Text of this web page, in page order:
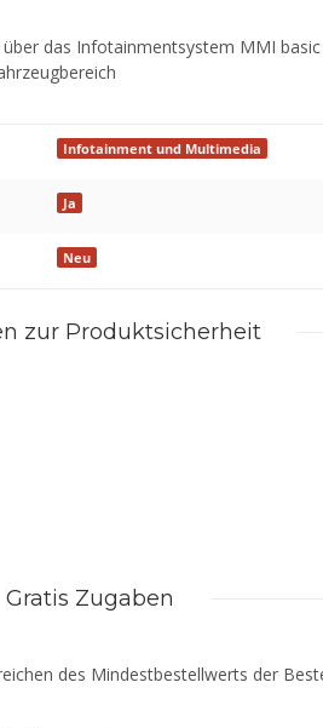
das Infotainmentsystem MMI
Infotainment und Multimedia
Ja
Neu
zur Produktsicherheit
Gratis Zugaben
des Mindestbestellwerts der